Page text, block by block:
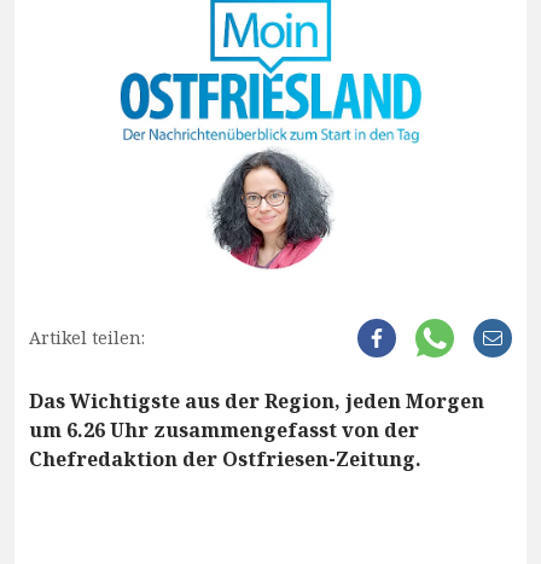
Artikel teilen:
Das Wichtigste aus der Region, jeden Morgen
um 6.26 Uhr zusammengefasst von der
Chefredaktion der Ostfriesen-Zeitung.